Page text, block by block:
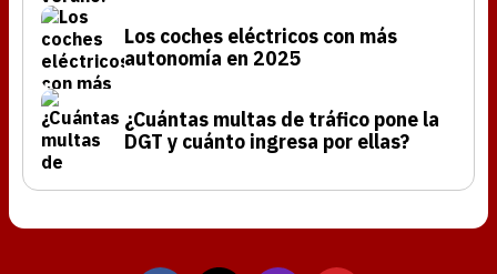
Los coches eléctricos con más
autonomía en 2025
¿Cuántas multas de tráfico pone la
DGT y cuánto ingresa por ellas?